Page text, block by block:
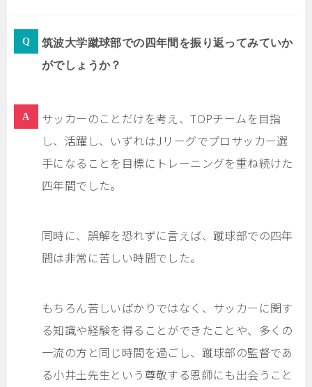
筑波大学蹴球部での四年間を振り返ってみていか
がでしょうか？
サッカーのことだけを考え、TOPチームを目指
し、活躍し、いずれはJリーグでプロサッカー選
手になることを目標にトレーニングを重ね続けた
四年間でした。
同時に、誤解を恐れずに言えば、蹴球部での四年
間は非常に苦しい時間でした。
もちろん苦しいばかりではなく、サッカーに関す
る知識や経験を得ることができたことや、多くの
一流の方と同じ時間を過ごし、蹴球部の監督であ
る小井土先生という尊敬する恩師にも出会うこと